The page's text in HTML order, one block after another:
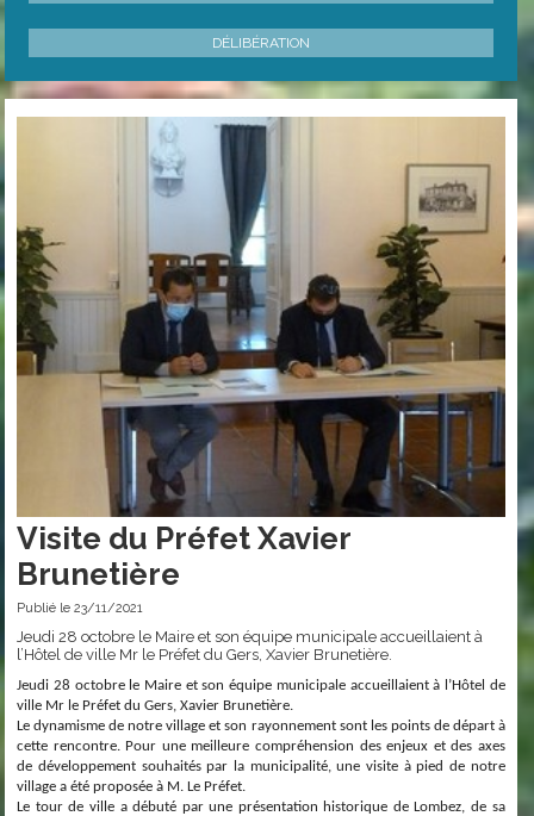
DÉLIBÉRATION
Visite du Préfet Xavier
Brunetière
Publié le 23/11/2021
Jeudi 28 octobre le Maire et son équipe municipale accueillaient à
l’Hôtel de ville Mr le Préfet du Gers, Xavier Brunetière.
Jeudi 28 octobre le Maire et son équipe municipale accueillaient à l’Hôtel de
ville Mr le Préfet du Gers, Xavier Brunetière.
Le dynamisme de notre village et son rayonnement sont les points de départ à
cette rencontre. Pour une meilleure compréhension des enjeux et des axes
de développement souhaités par la municipalité, une visite à pied de notre
village a été proposée à M. Le Préfet.
Le tour de ville a débuté par une présentation historique de Lombez, de sa